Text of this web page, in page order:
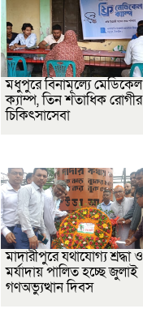
মধুপুরে বিনামূল্যে মেডিকেল
ক্যাম্প, তিন শতাধিক রোগীর
চিকিৎসাসেবা
মাদারীপুরে যথাযোগ্য শ্রদ্ধা ও
মর্যাদায় পালিত হচ্ছে জুলাই
গণঅভ্যুত্থান দিবস